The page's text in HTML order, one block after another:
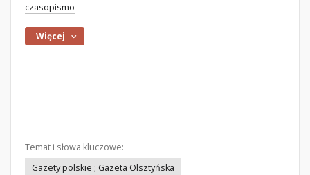
czasopismo
Więcej
Temat i słowa kluczowe:
Gazety polskie ; Gazeta Olsztyńska